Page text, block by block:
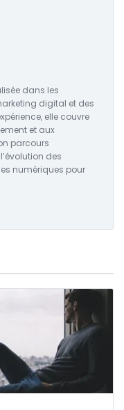
dans les
digital et des
elle couvre
et aux
parcours
des
numériques pour